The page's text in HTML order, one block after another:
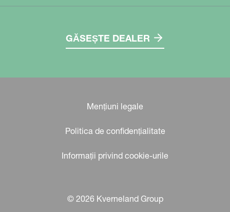
GĂSEȘTE DEALER
Mențiuni legale
Politica de confidențialitate
Informații privind cookie-urile
© 2026 Kverneland Group